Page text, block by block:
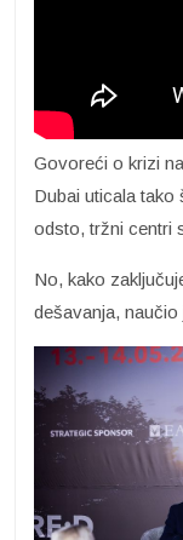
Govoreći o krizi
Dubai uticala tako
odsto, tržni centri
No, kako
dešavanja,